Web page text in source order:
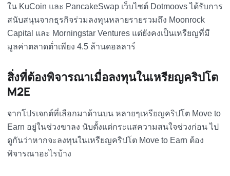
ใน KuCoin และ PancakeSwap เว็บไซต์ Dotmoovs ได้รับการ
สนับสนุนจากธุรกิจร่วมลงทุนหลายรายรวมถึง Moonrock
Capital และ Morningstar Ventures แต่ยังคงเป็นเหรียญที่มี
มูลค่าตลาดต่ำเพียง 4.5 ล้านดอลลาร์
สิ่งที่ต้องพิจารณาเมื่อลงทุนในเหรียญคริปโต
M2E
จากโปรเจกต์ที่เลือกมาด้านบน หลายๆเหรียญคริปโต Move to
Earn อยู่ในช่วงขาลง นับตั้งแต่กระแสความสนใจช่วงก่อน ไป
ดูกันว่าหากจะลงทุนในเหรียญคริปโต Move to Earn ต้อง
พิจารณาอะไรบ้าง